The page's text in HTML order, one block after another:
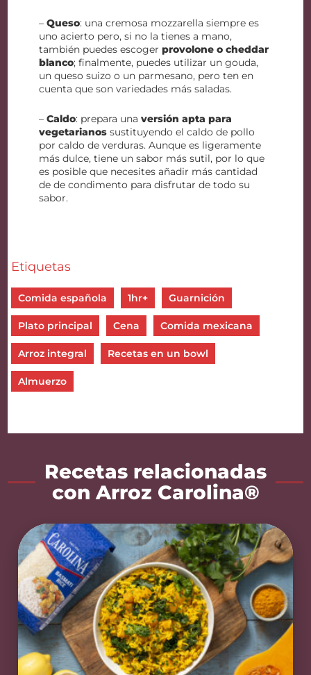
–Queso: una cremosa mozzarella siempre es
uno acierto pero, si no la tienes a mano,
también puedes escogerprovolone o cheddar
blanco; finalmente, puedes utilizar un gouda,
un queso suizo o un parmesano, pero ten en
cuenta que son variedades más saladas.
– Caldo: prepara unaversión apta para
vegetarianos sustituyendo el caldo de pollo
por caldo de verduras. Aunque es ligeramente
más dulce, tiene un sabor más sutil, por lo que
es posible que necesites añadir más cantidad
de de condimento para disfrutar de todo su
sabor.
Etiquetas
Comida española 1hr+ Guarnición
Plato principal Cena Comida mexicana
Arroz integral Recetas en un bowl
Almuerzo
Recetas relacionadas
con Arroz Carolina®